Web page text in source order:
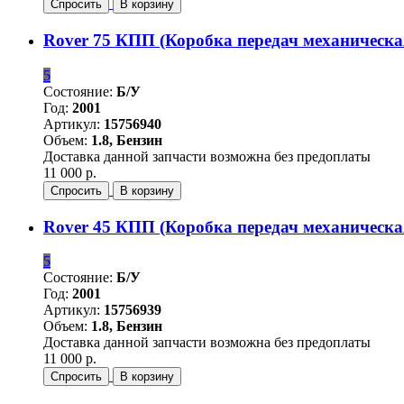
Спросить В корзину
Rover 75 КПП (Коробка передач
5
Состояние: Б/У
Год: 2001
Артикул: 15756940
Объем: 1.8, Бензин
Доставка данной запчасти возможна без предоплаты
11 000 р.
Спросить В корзину
Rover 45 КПП (Коробка передач
5
Состояние: Б/У
Год: 2001
Артикул: 15756939
Объем: 1.8, Бензин
Доставка данной запчасти возможна без предоплаты
11 000 р.
Спросить В корзину